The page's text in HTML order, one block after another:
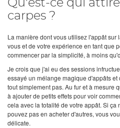
Qu'est-ce qui
carpes ?
La manière dont vous utilisez l'appât
vous et de votre expérience en tant que
commencer par la simplicité, à moins
Je crois que j'ai eu des sessions
essayé un mélange magique d'appâts
tout simplement pas. Au fur et à mesure
à ajouter de petits effets pour voir
cela avec la totalité de votre appât. Si ça
pouvez pas en acheter d'autres, vous
délicate.